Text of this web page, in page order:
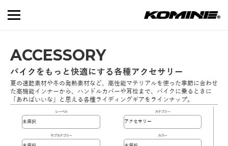
ACCESSORY
バイクをもっと快適にする各種アクセサリー
夏の速乾素材や冬の発熱素材など、高性能マテリアルを使った季節に合わせ
た高機能インナーから、ハンドルカバーや耳栓まで、バイクに乗るときに
「あればいいな」と思える各種ライディングギアをラインナップ。
レーベル カテゴリー
サブカテゴリー カラー